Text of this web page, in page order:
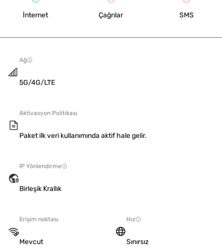
İnternet Çağrılar SMS
Ağ
5G/4G/LTE
Aktivasyon Politikası
Paket ilk veri kullanımında aktif hale gelir.
IP Yönlendirme
Birleşik Krallık
Erişim noktası
Mevcut
Hız
Sınırsız